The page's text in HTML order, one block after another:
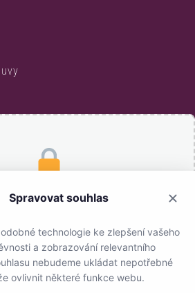
obsahu je nutný souhlas s
Marketing cookies.
Spravovat souhlas
technologie ke zlepšení vašeho
a zobrazování relevantního
nebudeme ukládat nepotřebné
ovlivnit některé funkce webu.